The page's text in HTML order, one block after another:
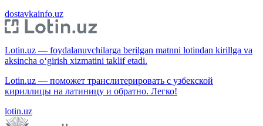
dostavkainfo.uz
Lotin.uz — foydalanuvchilarga berilgan matnni lotindan kirillga va
aksincha o‘girish xizmatini taklif etadi.
Lotin.uz — поможет транслитерировать с узбекской
кириллицы на латиницу и обратно. Легко!
lotin.uz